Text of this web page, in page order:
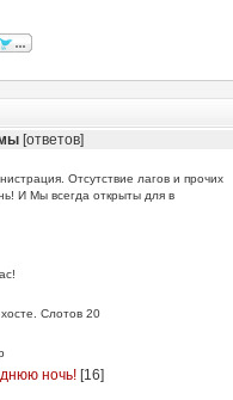
[ответов]
Отсутствие лагов и прочих
И Мы всегда открыты для в
Слотов 20
ночь![16]